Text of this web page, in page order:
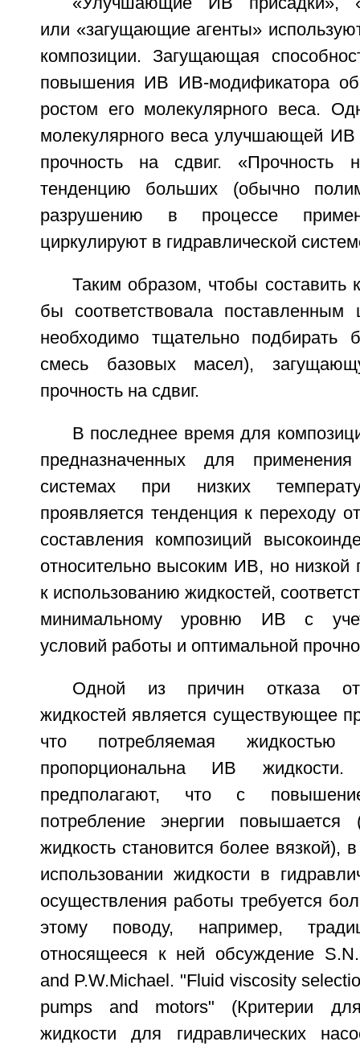
или «загущающие агенты»
композиции. Загущающая
повышения ИВ ИВ-модификатора
ростом его молекулярного веса.
молекулярного веса улучшающей ИВ
прочность на сдвиг. «Прочность
тенденцию больших (обычно
разрушению в процессе
циркулируют в гидравлической
Таким образом, чтобы составить
бы соответствовала поставленным
необходимо тщательно подбирать
смесь базовых масел),
прочность на сдвиг.
В последнее время для
предназначенных для
системах при низких
проявляется тенденция к переходу
составления композиций
относительно высоким ИВ, но низкой
к использованию жидкостей,
минимальному уровню ИВ с
условий работы и оптимальной
Одной из причин отказа от
жидкостей является существующее
что потребляемая жидкостью
пропорциональна ИВ
предполагают, что с
потребление энергии
жидкость становится более вязкой),
использовании жидкости в
осуществления работы требуется
этому поводу, например,
относящееся к ней обсуждение
and P.W.Michael. "Fluid viscosity
pumps and motors" (Критерии
жидкости для гидравлических